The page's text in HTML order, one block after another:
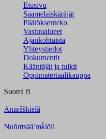
Etusivu
Saamelaiskäräjät
Päätöksenteko
Vastuualueet
Ajankohtaista
Yhteystiedot
Dokumentit
Kääntäjät ja tulkit
Oppimateriaalikauppa
Suomi fi
Anarâškielâ
Nuõrttsääʹmǩiõll